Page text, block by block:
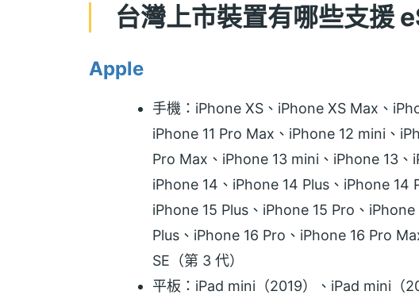
台灣上市裝置有哪些支援
Apple
手機：iPhone XS、iPhone XS Max、
iPhone 11 Pro Max、iPhone 12 mini、
Pro Max、iPhone 13 mini、iPhone 13、
iPhone 14、iPhone 14 Plus、iPhone 14
iPhone 15 Plus、iPhone 15 Pro、
Plus、iPhone 16 Pro、iPhone 16 Pro
SE（第 3 代）
平板：iPad mini（2019）、iPad mini（